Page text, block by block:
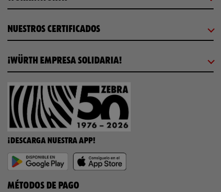
NUESTROS CERTIFICADOS
¡WÜRTH EMPRESA SOLIDARIA!
¡DESCARGA NUESTRA APP!
MÉTODOS DE PAGO